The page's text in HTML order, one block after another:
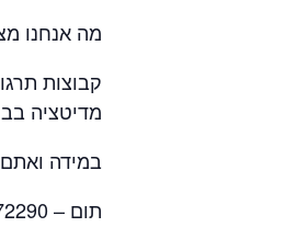
מה אנחנו
מדיטציה
במידה
תום – 0549472290